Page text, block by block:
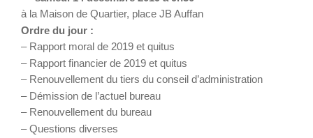
à la Maison de Quartier, place JB Auffan
Ordre du jour :
– Rapport moral de 2019 et quitus
– Rapport financier de 2019 et quitus
– Renouvellement du tiers du conseil d’administration
– Démission de l’actuel bureau
– Renouvellement du bureau
– Questions diverses